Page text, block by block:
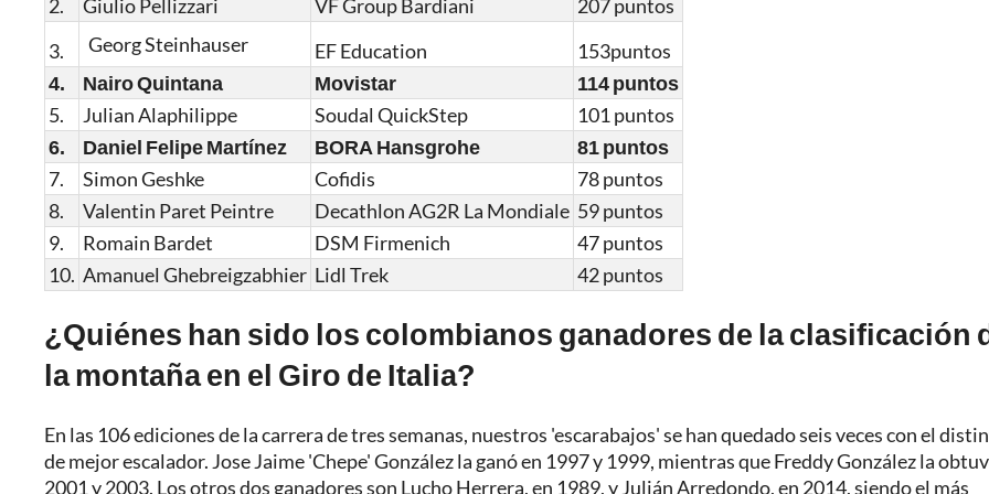
2.
Giulio Pellizzari VF Group Bardiani
207 puntos
3.
Georg Steinhauser EF Education
153puntos
4.
Nairo Quintana Movistar
114 puntos
5.
Julian Alaphilippe Soudal QuickStep
101 puntos
6.
Daniel Felipe Martínez BORA Hansgrohe
81 puntos
7.
Simon Geshke Cofidis
78 puntos
8.
Valentin Paret Peintre Decathlon AG2R La Mondiale 59 puntos
9.
Romain Bardet DSM Firmenich
47 puntos
10. Amanuel Ghebreigzabhier Lidl Trek 42 puntos
¿Quiénes han sido los colombianos ganadores de la clasificación
la montaña en el Giro de Italia?
En las 106 ediciones de la carrera de tres semanas, nuestros 'escarabajos' se han quedado seis veces con el
de mejor escalador. Jose Jaime 'Chepe' González la ganó en 1997 y 1999, mientras que Freddy González la
2001 y 2003. Los otros dos ganadores son Lucho Herrera, en 1989, y Julián Arredondo, en 2014, siendo el más